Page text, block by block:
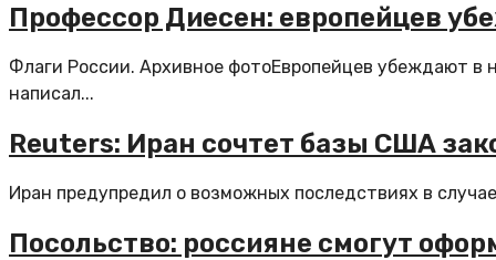
Профессор Диесен: европейцев
Флаги России. Архивное фотоЕвропейцев убеждают в
написал...
Reuters: Иран сочтет базы США
Иран предупредил о возможных последствиях в
Посольство: россияне смогут